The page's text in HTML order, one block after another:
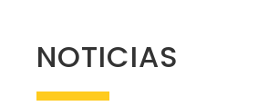
NOTICIAS